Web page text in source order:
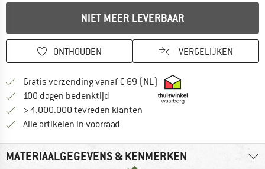
NIET MEER LEVERBAAR
ONTHOUDEN VERGELIJKEN
Gratis verzending vanaf € 69 (NL) Vind hier de
100 dagen bedenktijd Vind de betalingsinformatie hier!
> 4.000.000 tevreden klanten
Alle artikelen in voorraad
MATERIAALGEGEVENS & KENMERKEN